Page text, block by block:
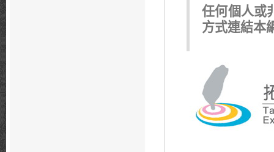
任何個人或
方式連結本